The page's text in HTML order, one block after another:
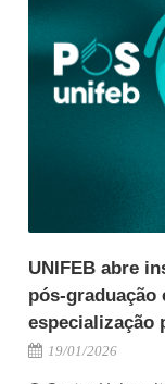
UNIFEB abre
pós-graduação
especialização
19/01/2026